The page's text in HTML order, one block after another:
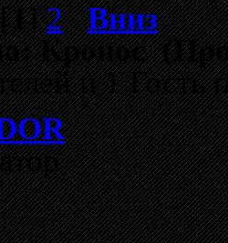
1]2
Вниз
Кронос
и 1 Гость